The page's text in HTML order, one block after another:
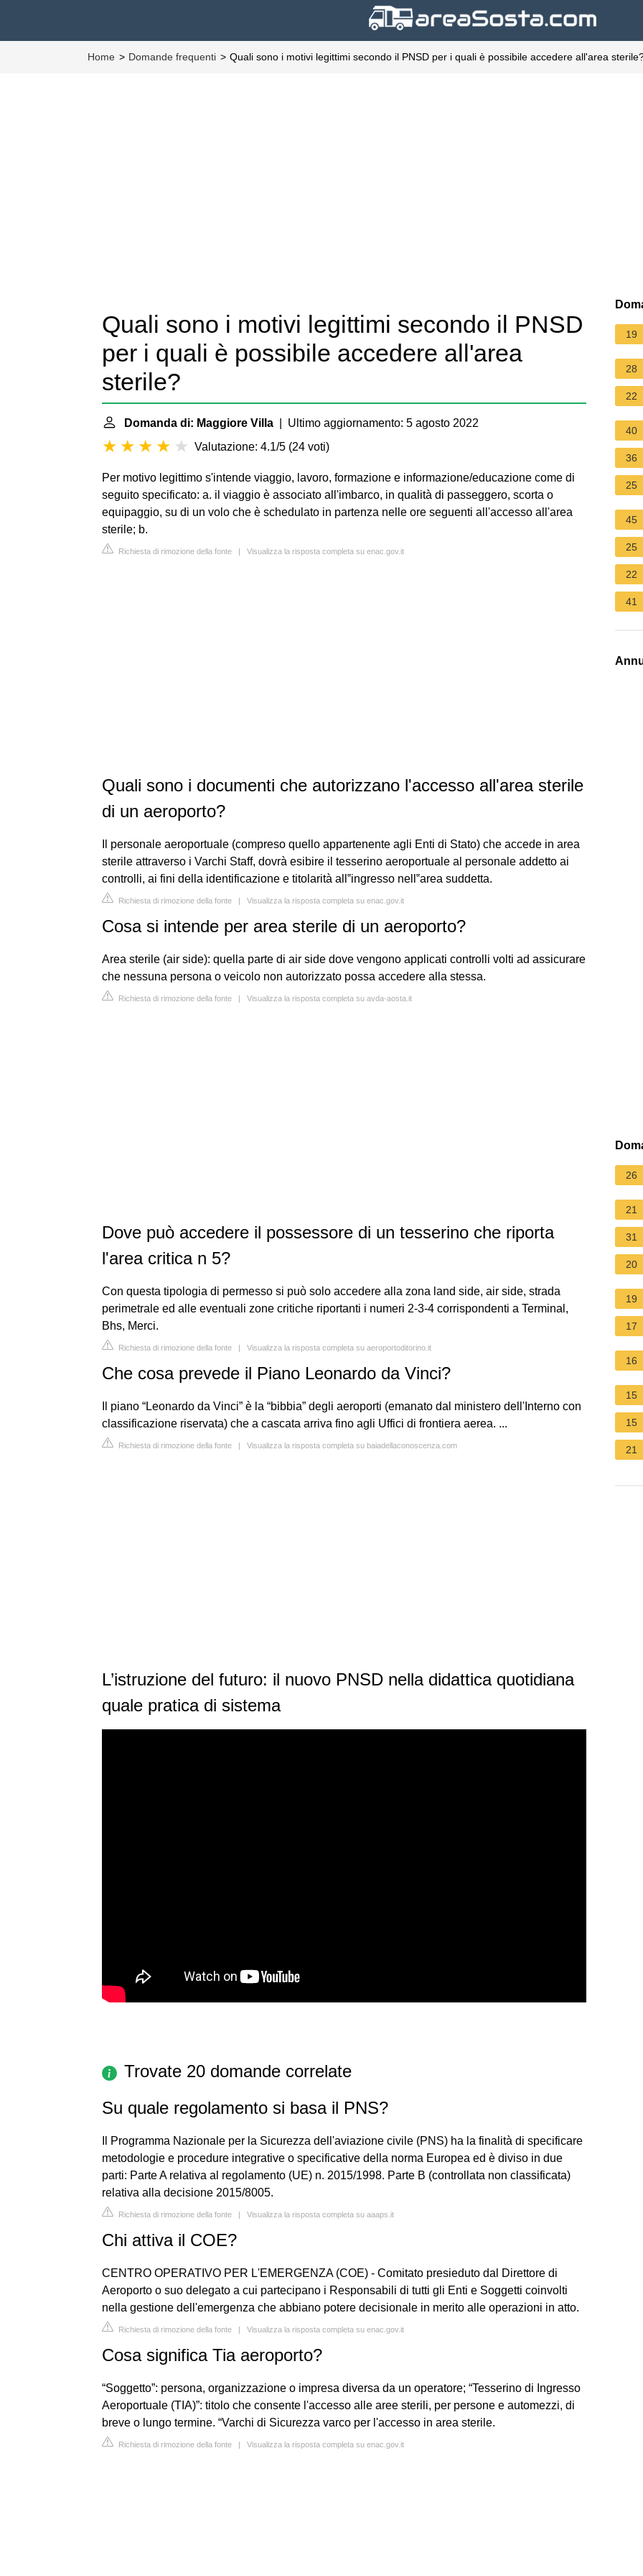
Home Domande frequenti Quali sono i motivi legittimi secondo il PNSD per i quali è possibile accedere all'area
Quali sono i motivi legittimi secondo il PNSD
per i quali è possibile accedere all'area
sterile?
Domanda di: Maggiore Villa | Ultimo aggiornamento: 5 agosto 2022
Valutazione: 4.1/5 (24 voti)
Per motivo legittimo s'intende viaggio, lavoro, formazione e informazione/educazione come di
seguito specificato: a. il viaggio è associato all'imbarco, in qualità di passeggero, scorta o
equipaggio, su di un volo che è schedulato in partenza nelle ore seguenti all'accesso all'area
sterile; b.
Richiesta di rimozione della fonte | Visualizza la risposta completa su enac.gov.it
Quali sono i documenti che autorizzano l'accesso all'area sterile
di un aeroporto?
Il personale aeroportuale (compreso quello appartenente agli Enti di Stato) che accede in area
sterile attraverso i Varchi Staff, dovrà esibire il tesserino aeroportuale al personale addetto ai
controlli, ai fini della identificazione e titolarità all‟ingresso nell‟area suddetta.
Richiesta di rimozione della fonte | Visualizza la risposta completa su enac.gov.it
Cosa si intende per area sterile di un aeroporto?
Area sterile (air side): quella parte di air side dove vengono applicati controlli volti ad assicurare
che nessuna persona o veicolo non autorizzato possa accedere alla stessa.
Richiesta di rimozione della fonte | Visualizza la risposta completa su avda-aosta.it
Dove può accedere il possessore di un tesserino che riporta
l'area critica n 5?
Con questa tipologia di permesso si può solo accedere alla zona land side, air side, strada
perimetrale ed alle eventuali zone critiche riportanti i numeri 2-3-4 corrispondenti a Terminal,
Bhs, Merci.
Richiesta di rimozione della fonte | Visualizza la risposta completa su aeroportoditorino.it
Che cosa prevede il Piano Leonardo da Vinci?
Il piano “Leonardo da Vinci” è la “bibbia” degli aeroporti (emanato dal ministero dell'Interno con
classificazione riservata) che a cascata arriva fino agli Uffici di frontiera aerea. ...
Richiesta di rimozione della fonte | Visualizza la risposta completa su baiadellaconoscenza.com
L’istruzione del futuro: il nuovo PNSD nella didattica quotidiana
quale pratica di sistema
Trovate 20 domande correlate
Su quale regolamento si basa il PNS?
Il Programma Nazionale per la Sicurezza dell'aviazione civile (PNS) ha la finalità di specificare
metodologie e procedure integrative o specificative della norma Europea ed è diviso in due
parti: Parte A relativa al regolamento (UE) n. 2015/1998. Parte B (controllata non classificata)
relativa alla decisione 2015/8005.
Richiesta di rimozione della fonte | Visualizza la risposta completa su aaaps.it
Chi attiva il COE?
CENTRO OPERATIVO PER L'EMERGENZA (COE) - Comitato presieduto dal Direttore di
Aeroporto o suo delegato a cui partecipano i Responsabili di tutti gli Enti e Soggetti coinvolti
nella gestione dell'emergenza che abbiano potere decisionale in merito alle operazioni in atto.
Richiesta di rimozione della fonte | Visualizza la risposta completa su enac.gov.it
Cosa significa Tia aeroporto?
“Soggetto”: persona, organizzazione o impresa diversa da un operatore; “Tesserino di Ingresso
Aeroportuale (TIA)”: titolo che consente l'accesso alle aree sterili, per persone e automezzi, di
breve o lungo termine. “Varchi di Sicurezza varco per l'accesso in area sterile.
Richiesta di rimozione della fonte | Visualizza la risposta completa su enac.gov.it
19
28
22
40
36
25
45
25
22
41
26
21
31
20
19
17
16
15
15
21